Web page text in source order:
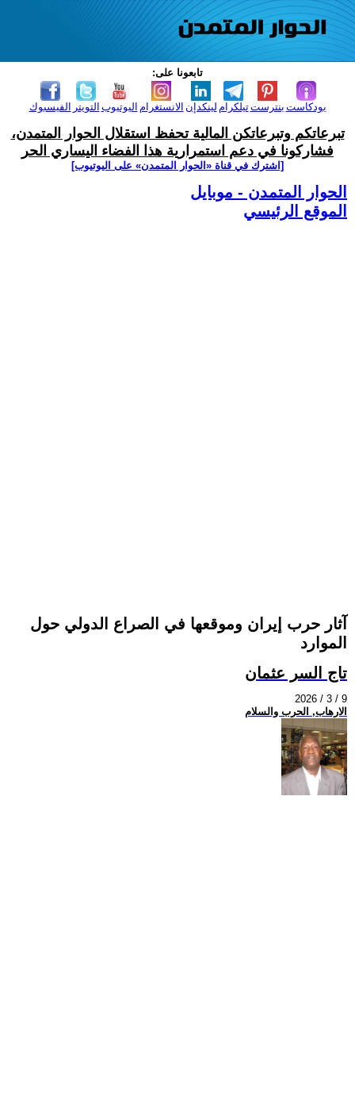
تابعونا على:
الفيسبوك التويتر اليوتيوب الانستغرام لينكدإن تيلكرامبنترست بودكاست
تبرعاتكم وتبرعاتكن المالية تحفظ استقلال الحوار المتمدن،
فشاركونا في دعم استمرارية هذا الفضاء اليساري الحر
[اشترك في قناة ‫«الحوار المتمدن» على اليوتيوب]
الحوار المتمدن - موبايل
الموقع الرئيسي
آثار حرب إيران وموقعها في الصراع الدولي حول
الموارد
تاج السر عثمان
2026 / 3 / 9
الارهاب, الحرب والسلام